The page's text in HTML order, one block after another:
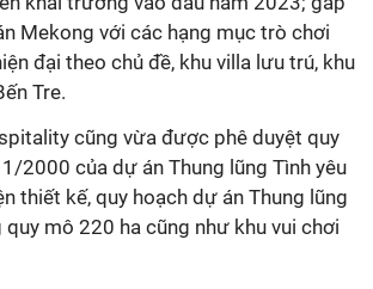
Mekong với các hạng mục trò chơi
đại theo chủ đề, khu villa lưu trú, khu
Tre.
cũng vừa được phê duyệt quy
2000 của dự án Thung lũng Tình yêu
thiết kế, quy hoạch dự án Thung lũng
quy mô 220 ha cũng như khu vui chơi